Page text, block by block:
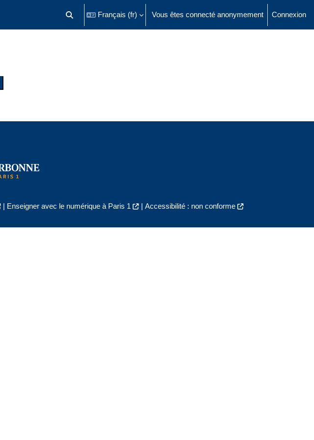
Activer/désactiver la saisie de recherche
Français ‎(fr)‎ Vous êtes connecté anonymement Connexion
| Enseigner avec le numérique à Paris 1 | Accessibilité : non conforme